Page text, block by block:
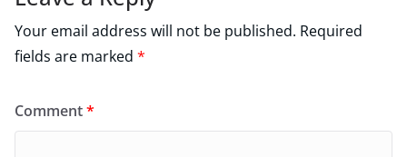
Your email address will not be published. Required
fields are marked *
Comment*